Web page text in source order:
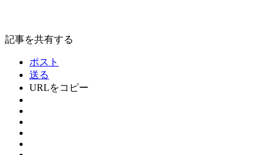
記事を共有する
ポスト
送る
URLをコピー